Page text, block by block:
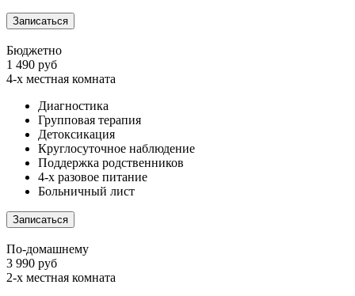
Записаться
Бюджетно
1 490 руб
4-х местная комната
Диагностика
Групповая терапия
Детоксикация
Круглосуточное наблюдение
Поддержка родственников
4-х разовое питание
Больничный лист
Записаться
По-домашнему
3 990 руб
2-х местная комната